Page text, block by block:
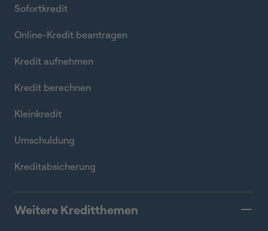
Sofortkredit
Online-Kredit beantragen
Kredit aufnehmen
Kredit berechnen
Kleinkredit
Umschuldung
Kreditabsicherung
Weitere Kreditthemen